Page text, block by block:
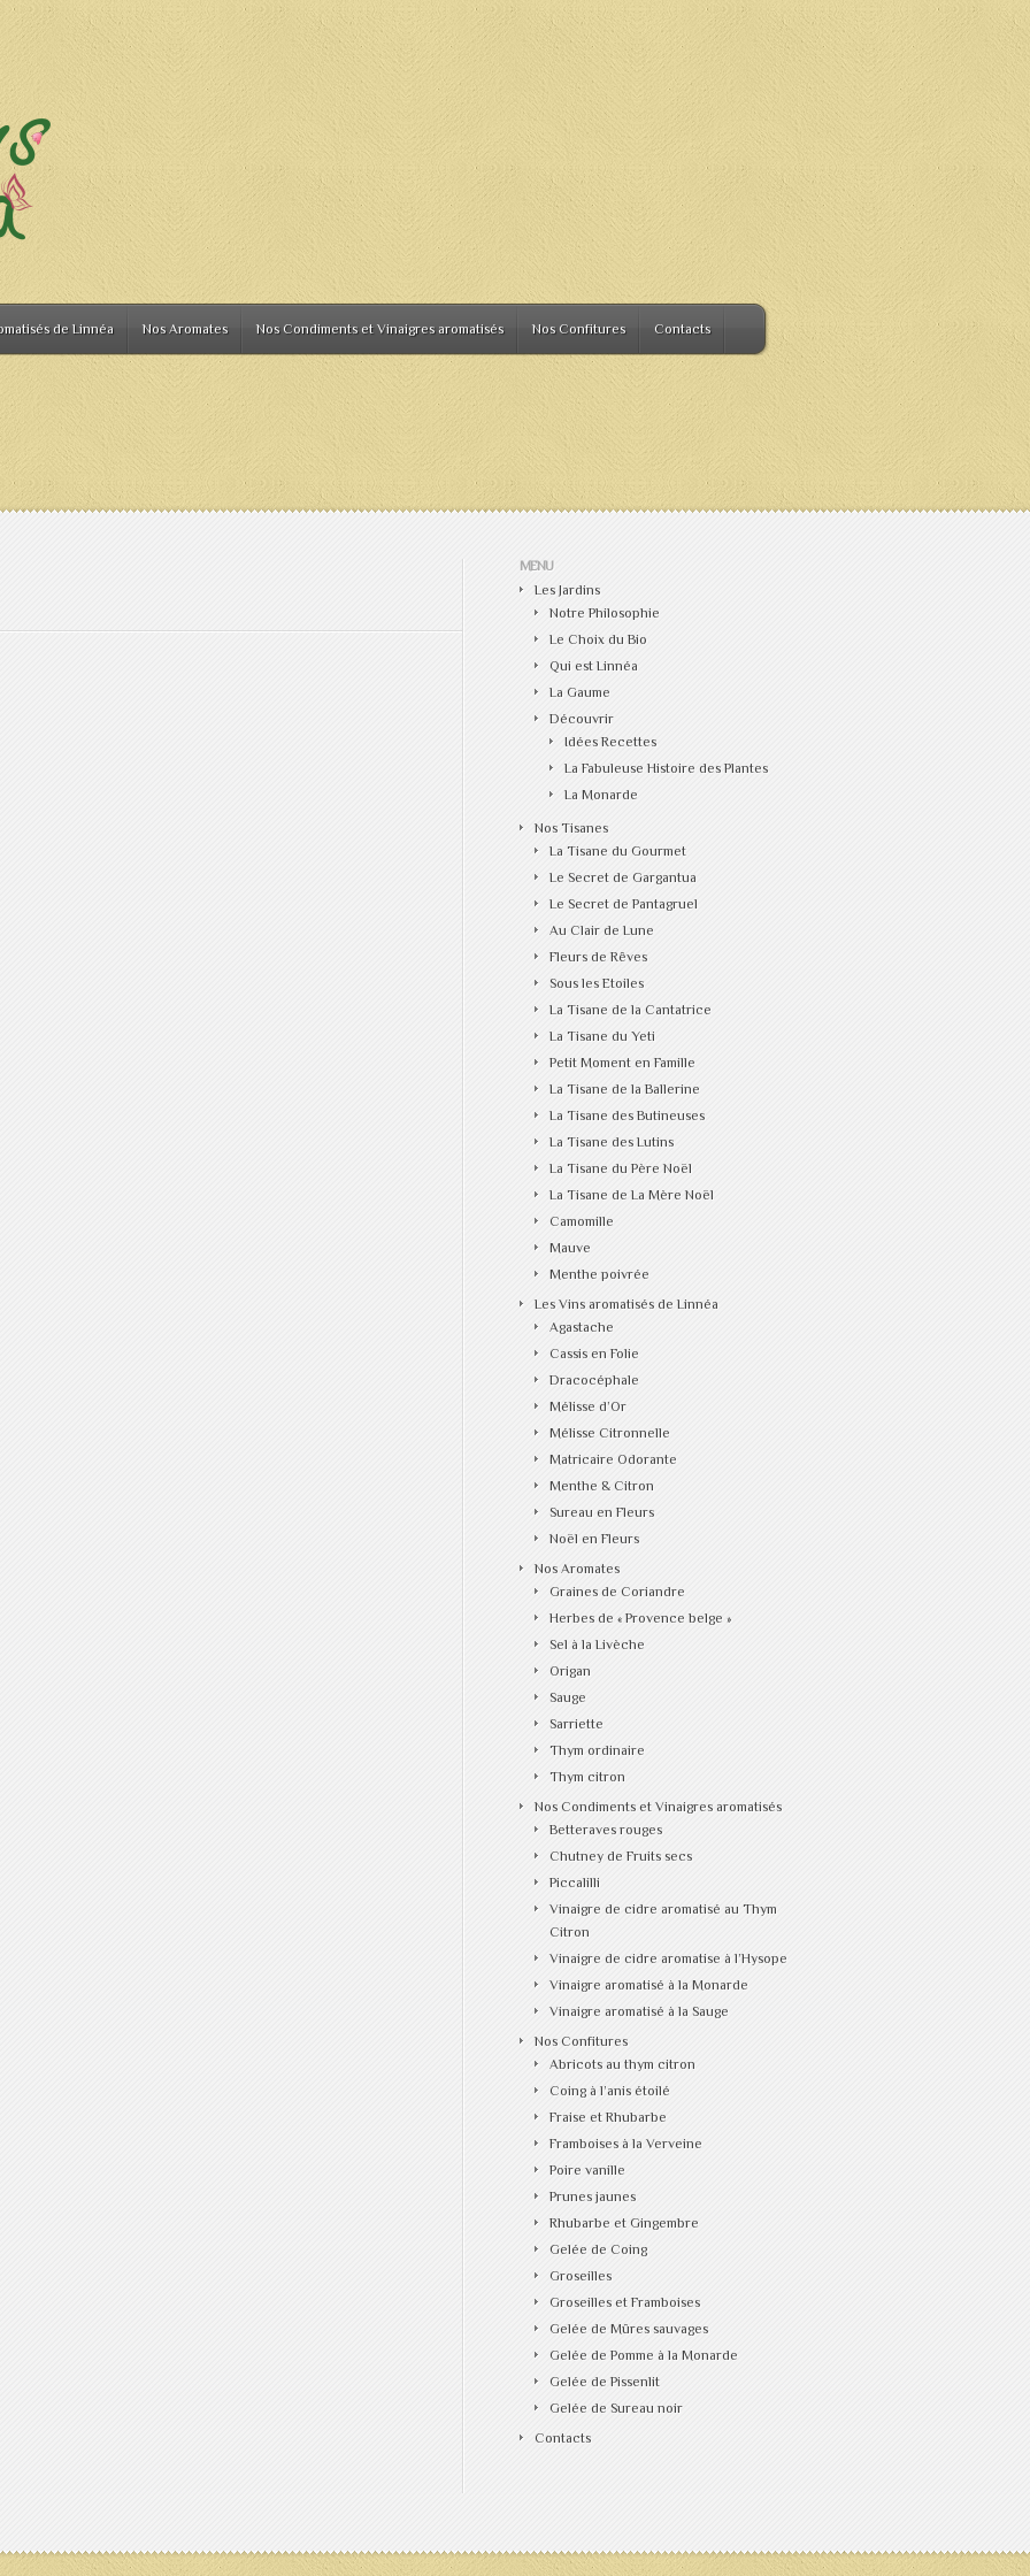
de Linnéa Nos Aromates Nos Condiments et Vinaigres aromatisés Nos Confitures Contacts
MENU
Les Jardins
Notre Philosophie
Le Choix du Bio
Qui est Linnéa
La Gaume
Découvrir
Idées Recettes
La Fabuleuse Histoire des Plantes
La Monarde
Nos Tisanes
La Tisane du Gourmet
Le Secret de Gargantua
Le Secret de Pantagruel
Au Clair de Lune
Fleurs de Rêves
Sous les Etoiles
La Tisane de la Cantatrice
La Tisane du Yeti
Petit Moment en Famille
La Tisane de la Ballerine
La Tisane des Butineuses
La Tisane des Lutins
La Tisane du Père Noël
La Tisane de La Mère Noël
Camomille
Mauve
Menthe poivrée
Les Vins aromatisés de Linnéa
Agastache
Cassis en Folie
Dracocéphale
Mélisse d’Or
Mélisse Citronnelle
Matricaire Odorante
Menthe & Citron
Sureau en Fleurs
Noël en Fleurs
Nos Aromates
Graines de Coriandre
Herbes de « Provence belge »
Sel à la Livèche
Origan
Sauge
Sarriette
Thym ordinaire
Thym citron
Nos Condiments et Vinaigres aromatisés
Betteraves rouges
Chutney de Fruits secs
Piccalilli
Vinaigre de cidre aromatisé au Thym
Citron
Vinaigre de cidre aromatise à l’Hysope
Vinaigre aromatisé à la Monarde
Vinaigre aromatisé à la Sauge
Nos Confitures
Abricots au thym citron
Coing à l’anis étoilé
Fraise et Rhubarbe
Framboises à la Verveine
Poire vanille
Prunes jaunes
Rhubarbe et Gingembre
Gelée de Coing
Groseilles
Groseilles et Framboises
Gelée de Mûres sauvages
Gelée de Pomme à la Monarde
Gelée de Pissenlit
Gelée de Sureau noir
Contacts